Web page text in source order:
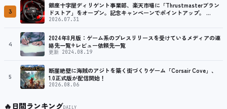
3
銀座十字屋ディリゲント事業部、楽天市場に「Thrustmasterブラン
ドストア」をオープン。記念キャンペーンでポイントアップ。 …
2026.07.31
4
2024年8月版：ゲーム系のプレスリリースを受けているメディアの連
絡先一覧+レビュー依頼先一覧
更新 2024.08.19
5
断崖絶壁に海賊のアジトを築く街づくりゲーム「Corsair Cove」、
1.0正式版が配信開始！
2026.08.06
🔥日間ランキングDAILY